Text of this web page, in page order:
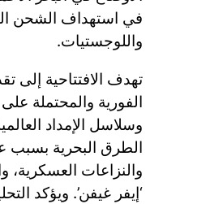
في استهداف الشحن
واللوجستيات.
تهدف الافتتاحية إلى
الفورية والمحتملة
وسلاسل الإمداد
الطرق البحرية بسبب
والنزاعات العسكرية،
‘إيفر غيفن’. ويؤكد